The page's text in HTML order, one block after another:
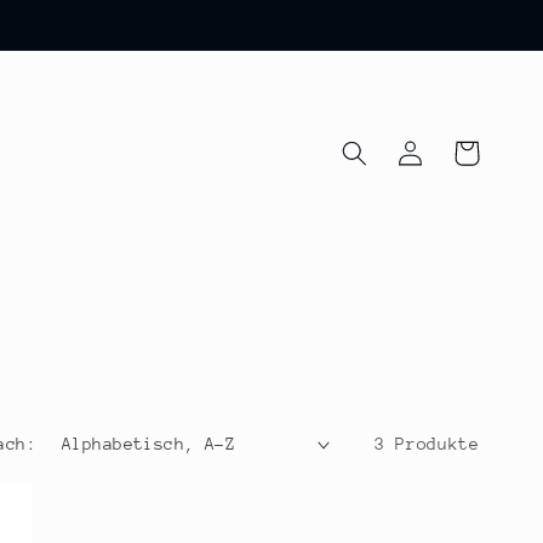
EinloggenWarenkorb
3 Produkte